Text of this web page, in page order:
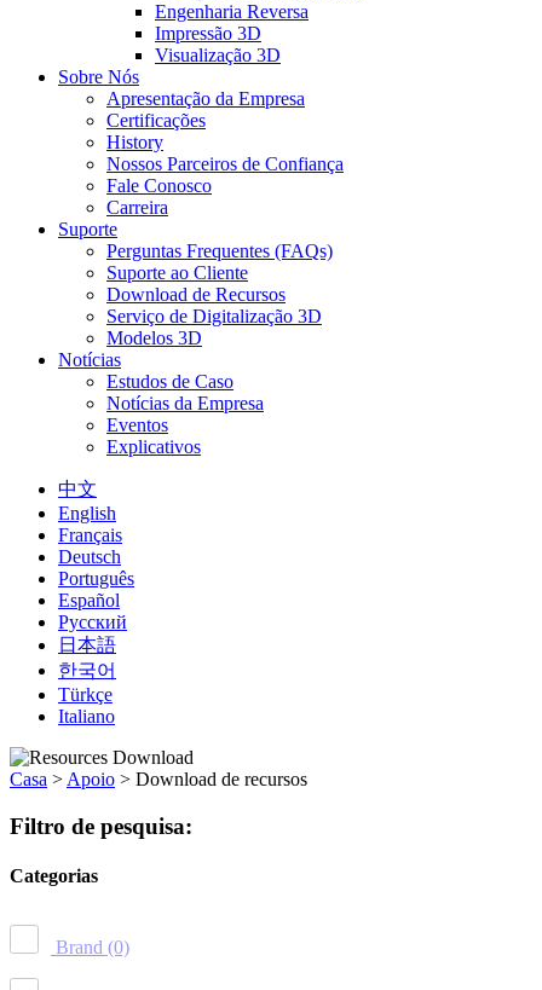
Engenharia Reversa
Impressão 3D
Visualização 3D
Sobre Nós
Apresentação da Empresa
Certificações
History
Nossos Parceiros de Confiança
Fale Conosco
Carreira
Suporte
Perguntas Frequentes (FAQs)
Suporte ao Cliente
Download de Recursos
Serviço de Digitalização 3D
Modelos 3D
Notícias
Estudos de Caso
Notícias da Empresa
Eventos
Explicativos
中文
English
Français
Deutsch
Português
Español
Русский
日本語
한국어
Türkçe
Italiano
Casa > Apoio > Download de recursos
Filtro de pesquisa:
Categorias
Brand (0)